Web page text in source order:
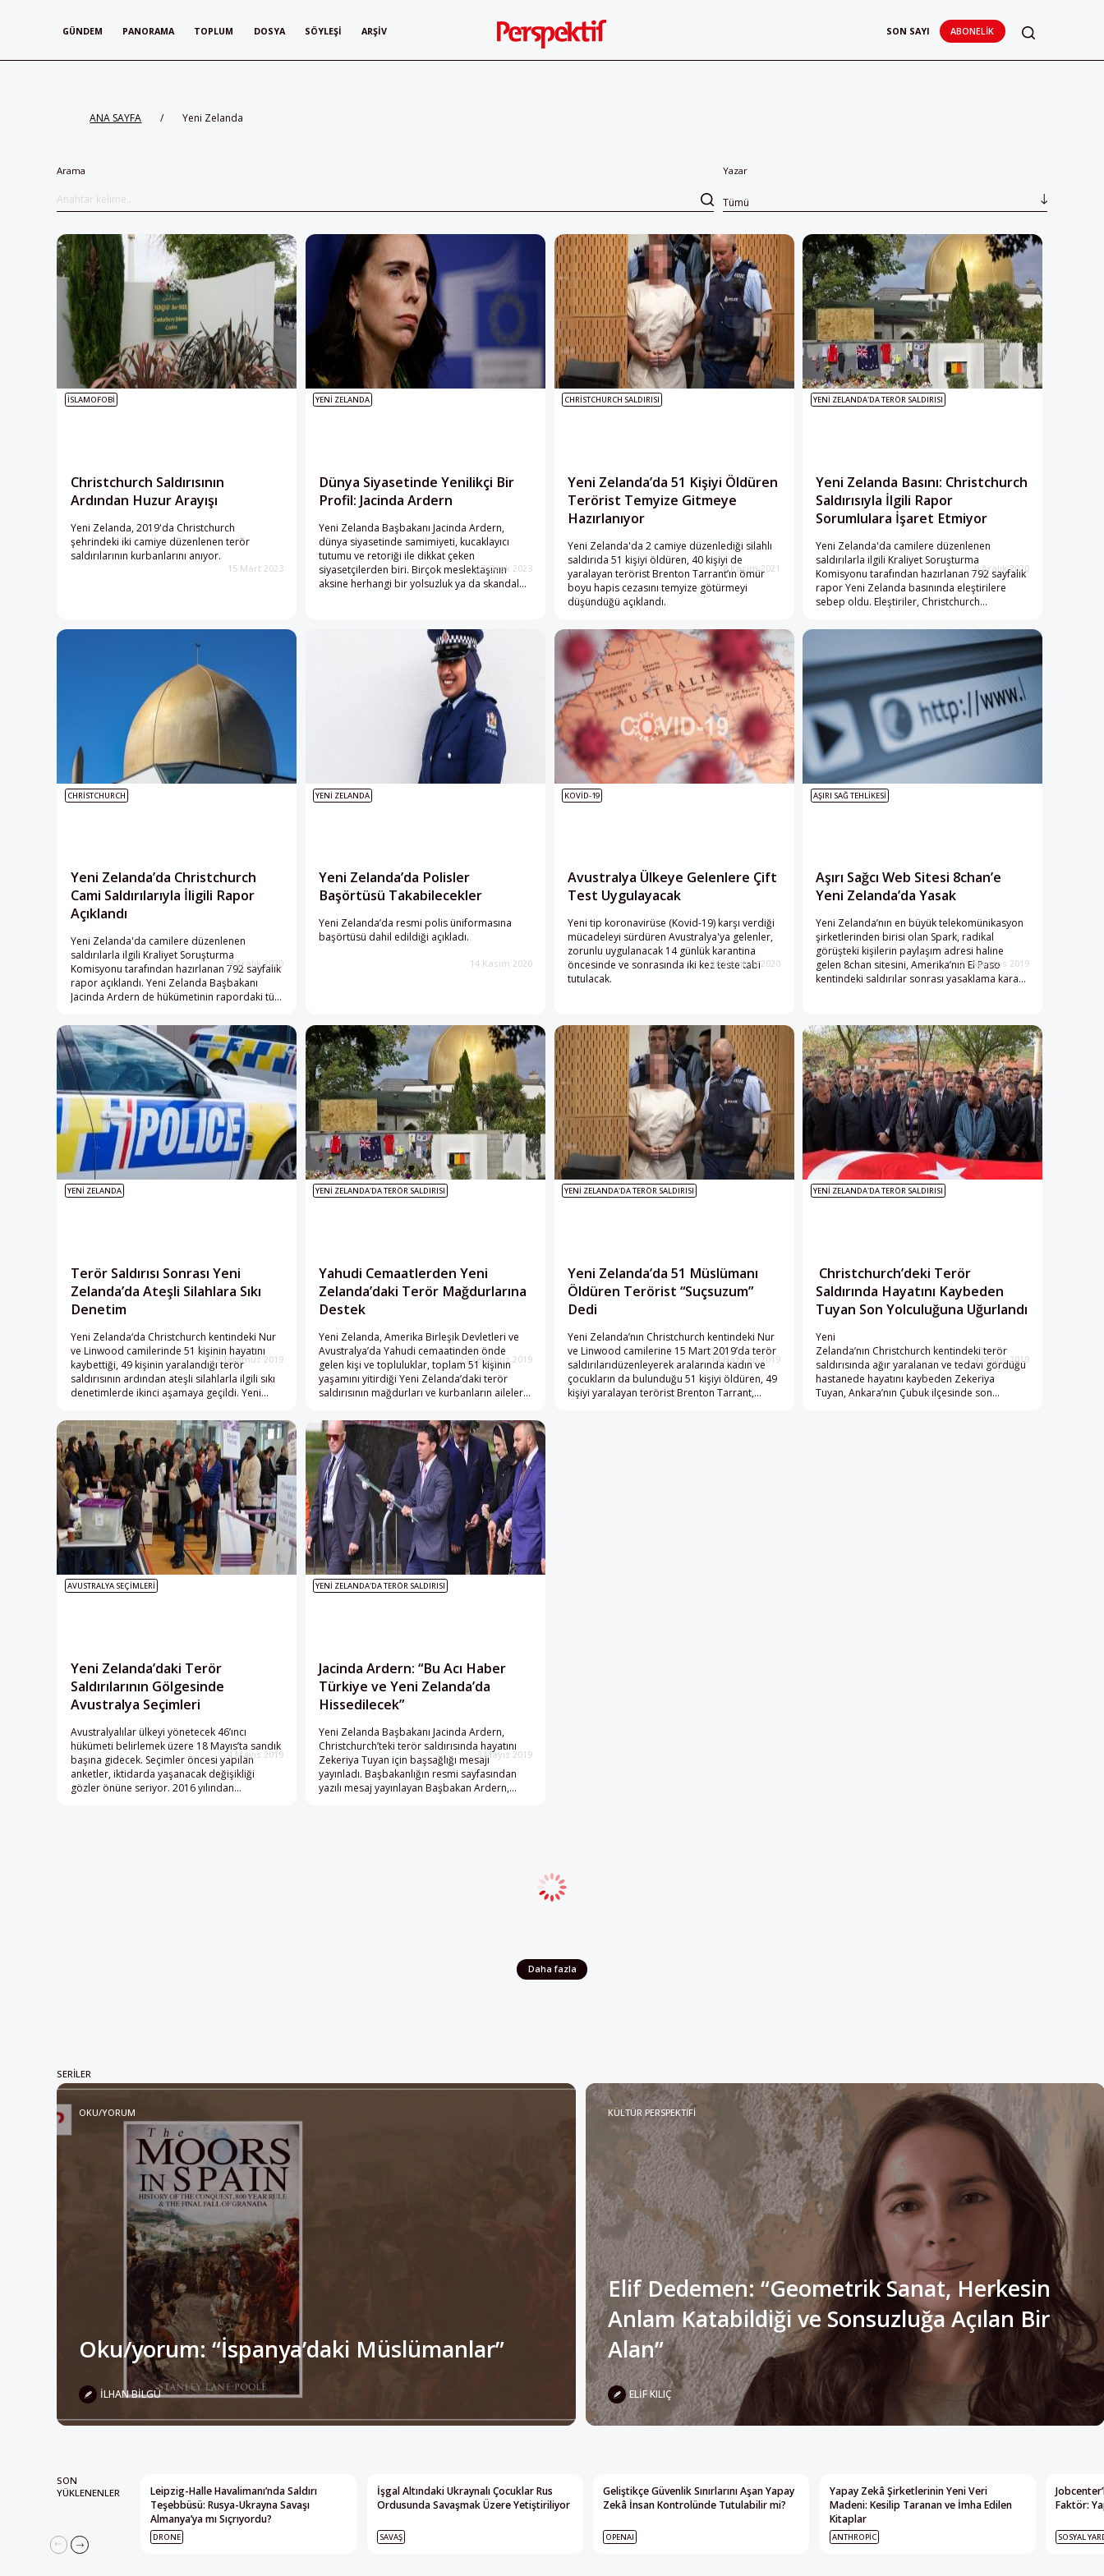
GÜNDEM PANORAMA TOPLUM DOSYA SÖYLEŞI ARŞIV SON SAYI ABONELIK
ANA SAYFA / Yeni Zelanda
Arama Yazar
Tümü
Christchurch Saldırısının
Ardından Huzur Arayışı
Yeni Zelanda, 2019'da Christchurch
şehrindeki iki camiye düzenlenen terör
saldırılarının kurbanlarını anıyor.
İSLAMOFOBI
15 Mart 2023
Dünya Siyasetinde Yenilikçi Bir
Profil: Jacinda Ardern
Yeni Zelanda Başbakanı Jacinda Ardern,
dünya siyasetinde samimiyeti, kucaklayıcı
tutumu ve retoriği ile dikkat çeken
siyasetçilerden biri. Birçok meslektaşının
aksine herhangi bir yolsuzluk ya da skandala
YENI ZELANDA
27 Ocak 2023
Yeni Zelanda’da 51 Kişiyi Öldüren
Terörist Temyize Gitmeye
Hazırlanıyor
Yeni Zelanda'da 2 camiye düzenlediği silahlı
saldırıda 51 kişiyi öldüren, 40 kişiyi de
yaralayan terörist Brenton Tarrant’ın ömür
boyu hapis cezasını temyize götürmeyi
düşündüğü açıklandı.
CHRISTCHURCH SALDIRISI
8 Kasım 2021
Yeni Zelanda Basını: Christchurch
Saldırısıyla İlgili Rapor
Sorumlulara İşaret Etmiyor
Yeni Zelanda'da camilere düzenlenen
saldırılarla ilgili Kraliyet Soruşturma
Komisyonu tarafından hazırlanan 792 sayfalık
rapor Yeni Zelanda basınında eleştirilere
sebep oldu. Eleştiriler, Christchurch
etmediğine vurgu yapıyor.
YENI ZELANDA'DA TERÖR SALDIRISI
9 Aralık 2020
Yeni Zelanda’da Christchurch
Cami Saldırılarıyla İligili Rapor
Açıklandı
Yeni Zelanda'da camilere düzenlenen
saldırılarla ilgili Kraliyet Soruşturma
Komisyonu tarafından hazırlanan 792 sayfalık
rapor açıklandı. Yeni Zelanda Başbakanı
Jacinda Ardern de hükümetinin rapordaki tüm
kurumların eksikliklerinden dolayı özür diledi.
CHRISTCHURCH
8 Aralık 2020
Yeni Zelanda’da Polisler
Başörtüsü Takabilecekler
Yeni Zelanda’da resmi polis üniformasına
başörtüsü dahil edildiği açıkladı.
YENI ZELANDA
14 Kasım 2020
Avustralya Ülkeye Gelenlere Çift
Test Uygulayacak
Yeni tip koronavirüse (Kovid-19) karşı verdiği
mücadeleyi sürdüren Avustralya'ya gelenler,
zorunlu uygulanacak 14 günlük karantina
öncesinde ve sonrasında iki kez teste tabi
tutulacak.
KOVID-19
26 Haziran 2020
Aşırı Sağcı Web Sitesi 8chan’e
Yeni Zelanda’da Yasak
Yeni Zelanda’nın en büyük telekomünikasyon
şirketlerinden birisi olan Spark, radikal
görüşteki kişilerin paylaşım adresi haline
gelen 8chan sitesini, Amerika’nın El Paso
kentindeki saldırılar sonrası yasaklama kararı
Yeni Zelanda’nın Sansür Şefi David Shanks,
Spark’ın aldığı bu kararını destekleyerek
AŞIRI SAĞ TEHLIKESI
21 Ağustos 2019
Terör Saldırısı Sonrası Yeni
Zelanda’da Ateşli Silahlara Sıkı
Denetim
Yeni Zelanda‘da Christchurch kentindeki Nur
ve Linwood camilerinde 51 kişinin hayatını
kaybettiği, 49 kişinin yaralandığı terör
saldırısının ardından ateşli silahlarla ilgili sıkı
denetimlerde ikinci aşamaya geçildi. Yeni
Başbakanlığın internet sitesinden yaptığı yazılı
açıklamada, terör saldırısının hemen
ardından çıkarttıkları yarı otomatik silah ve
saldırı tüfeklerinin toplatılmasıyla ilgili yasaya
ek olarak yeniyürürlüğe giren
YENI ZELANDA
29 Temmuz 2019
Yahudi Cemaatlerden Yeni
Zelanda’daki Terör Mağdurlarına
Destek
Yeni Zelanda, Amerika Birleşik Devletleri ve
Avustralya’da Yahudi cemaatinden önde
gelen kişi ve topluluklar, toplam 51 kişinin
yaşamını yitirdiği Yeni Zelanda’daki terör
saldırısının mağdurları ve kurbanların aileleri
yardımında bulundu. Saldırının gerçekleştiği
Christchurch’deki Kent Konseyi tarafından
hazırlanan bir törende, Yahudi cemaati
üyeleri topladıkları bağışları Müslüman
heyete takdim etti. Törende hazır
YENI ZELANDA'DA TERÖR SALDIRISI
23 Temmuz 2019
Yeni Zelanda’da 51 Müslümanı
Öldüren Terörist “Suçsuzum”
Dedi
Yeni Zelanda’nın Christchurch kentindeki Nur
ve Linwood camilerine 15 Mart 2019’da terör
saldırılarıdüzenleyerek aralarında kadın ve
çocukların da bulunduğu 51 kişiyi öldüren, 49
kişiyi yaralayan terörist Brenton Tarrant,
YENI ZELANDA'DA TERÖR SALDIRISI
14 Haziran 2019
Christchurch’deki Terör
Saldırında Hayatını Kaybeden
Tuyan Son Yolculuğuna Uğurlandı
Yeni
Zelanda’nın Christchurch kentindeki terör
saldırısında ağır yaralanan ve tedavi gördüğü
hastanede hayatını kaybeden Zekeriya
Tuyan, Ankara’nın Çubuk ilçesinde son
YENI ZELANDA'DA TERÖR SALDIRISI
9 Mayıs 2019
Yeni Zelanda’daki Terör
Saldırılarının Gölgesinde
Avustralya Seçimleri
Avustralyalılar ülkeyi yönetecek 46’ıncı
hükümeti belirlemek üzere 18 Mayıs’ta sandık
başına gidecek. Seçimler öncesi yapılan
anketler, iktidarda yaşanacak değişikliği
gözler önüne seriyor. 2016 yılından
AVUSTRALYA SEÇIMLERI
4 Mayıs 2019
Jacinda Ardern: “Bu Acı Haber
Türkiye ve Yeni Zelanda’da
Hissedilecek”
Yeni Zelanda Başbakanı Jacinda Ardern,
Christchurch’teki terör saldırısında hayatını
Zekeriya Tuyan için başsağlığı mesajı
yayınladı. Başbakanlığın resmi sayfasından
yazılı mesaj yayınlayan Başbakan Ardern,
YENI ZELANDA'DA TERÖR SALDIRISI
3 Mayıs 2019
Daha fazla
SERILER
OKU/YORUM
Oku/yorum: “İspanya’daki Müslümanlar”
İLHAN BILGÜ
KÜLTÜR PERSPEKTİFİ
Elif Dedemen: “Geometrik Sanat, Herkesin
Anlam Katabildiği ve Sonsuzluğa Açılan Bir
Alan”
ELIF KILIÇ
SON
YÜKLENENLER
Leipzig-Halle Havalimanı’nda Saldırı
Teşebbüsü: Rusya-Ukrayna Savaşı
Almanya’ya mı Sıçrıyordu?
DRONE
İşgal Altındaki Ukraynalı Çocuklar Rus
Ordusunda Savaşmak Üzere Yetiştiriliyor
SAVAŞ
Geliştikçe Güvenlik Sınırlarını Aşan Yapay
Zekâ İnsan Kontrolünde Tutulabilir mi?
OPENAI
Yapay Zekâ Şirketlerinin Yeni Veri
Madeni: Kesilip Taranan ve İmha Edilen
Kitaplar
ANTHROPIC
Faktör:
SOSYAL